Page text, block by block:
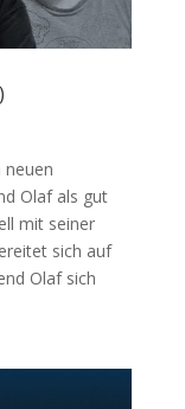
neuen
Olaf als gut
mit seiner
sich auf
Olaf sich